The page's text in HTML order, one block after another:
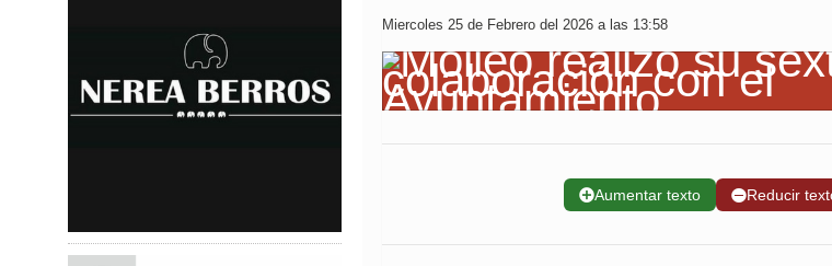
Miercoles 25 de Febrero del 2026 a las 13:58
➕Aumentar texto ➖Reducir